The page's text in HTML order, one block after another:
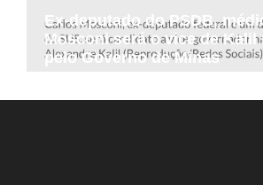
Ex-deputado do PSDB,
Mosconi será o vice de Kalil
pelo Governo de Minas